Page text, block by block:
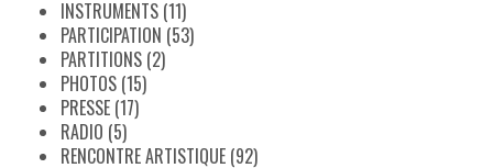
INSTRUMENTS (11)
PARTICIPATION (53)
PARTITIONS (2)
PHOTOS (15)
PRESSE (17)
RADIO (5)
RENCONTRE ARTISTIQUE (92)